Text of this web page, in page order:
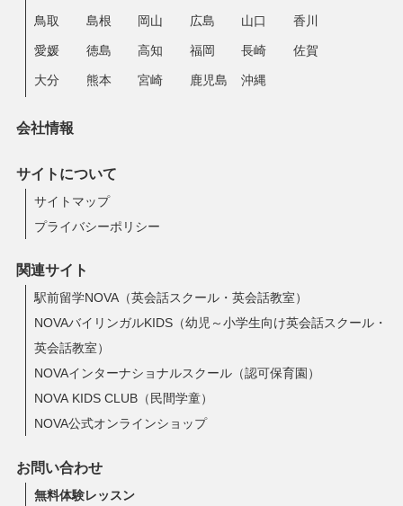
鳥取 島根 岡山 広島 山口 香川
愛媛 徳島 高知 福岡 長崎 佐賀
大分 熊本 宮崎 鹿児島 沖縄
会社情報
サイトについて
サイトマップ
プライバシーポリシー
関連サイト
駅前留学NOVA（英会話スクール・英会話教室）
NOVAバイリンガルKIDS（幼児～小学生向け英会話スクール・
英会話教室）
NOVAインターナショナルスクール（認可保育園）
NOVA KIDS CLUB（民間学童）
NOVA公式オンラインショップ
お問い合わせ
無料体験レッスン